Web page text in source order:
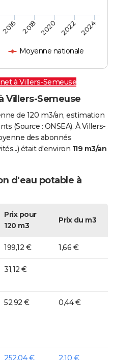
Moyenne nationale
2016 2018 2020 2022 2024
à Villers-Semeuse
Villers-Semeuse
de 120 m3/an, estimation
(Source : ONSEA). À Villers-
des abonnés
était d'environ 119 m3/an
d'eau potable à
Prix pour
120 m3
Prix du m3
199,12 € 1,66 €
31,12 €
52,92 € 0,44 €
252,04 € 2,10 €